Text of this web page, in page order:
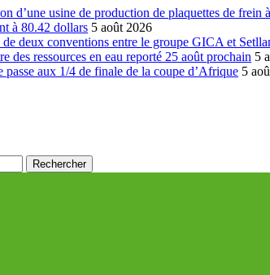
d’une usine de production de plaquettes de frein
à 80.42 dollars 5 août 2026
deux conventions entre le groupe GICA et
des ressources en eau reporté 25 août prochain 5
aux 1/4 de finale de la coupe d’Afrique 5